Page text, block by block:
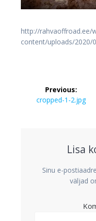
http://rahvaoffroad.ee/
content/uploads/2020/
Previous:
Previous
cropped-1-2.jpg
Lisa
Sinu e-
väljad